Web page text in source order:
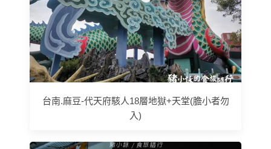
台南.麻豆-代天府駭人18層地獄+天堂(膽小者勿
入)